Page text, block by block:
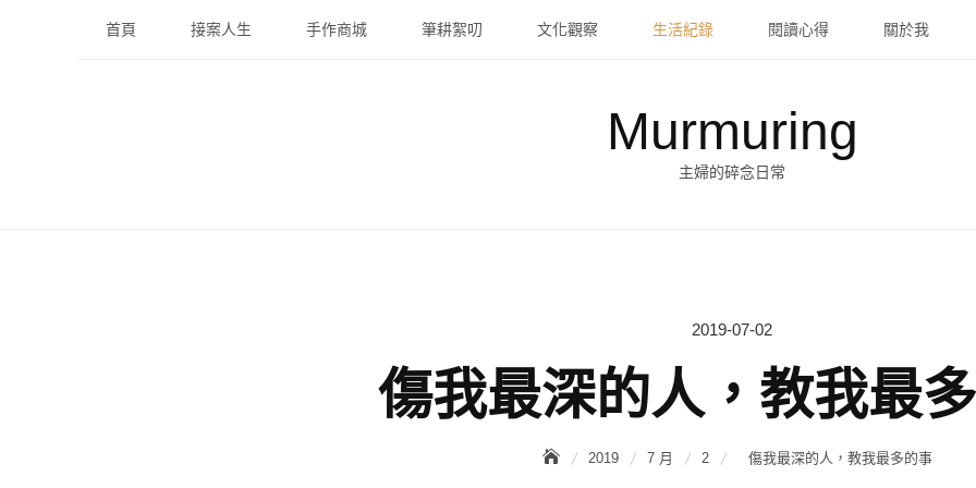
首頁 接案人生 手作商城 筆耕絮叨 文化觀察 生活紀錄 閱讀心得 關於我
Murmuring
主婦的碎念日常
Posted
2019-07-02
傷我最深的人，教我最
2019 7 月 2 傷我最深的人，教我最多的事